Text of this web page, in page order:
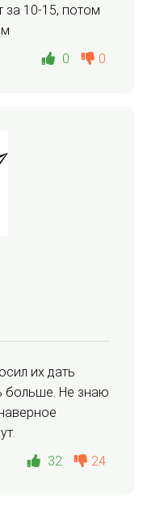
за 10-15, потом
0
0
их дать
больше. Не знаю
32
24